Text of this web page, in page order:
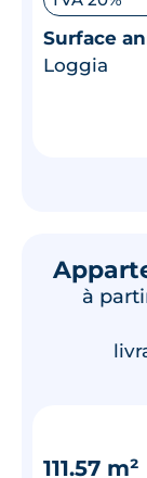
Surface
Loggia
à
111.57 m²